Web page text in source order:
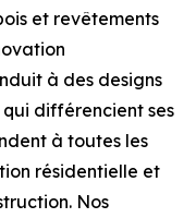
et revêtements
à des designs
différencient ses
à toutes les
résidentielle et
Nos